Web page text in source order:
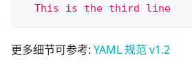
  This is the third line
更多细节可参考: YAML 规范 v1.2